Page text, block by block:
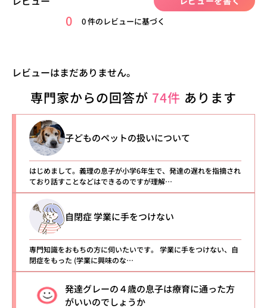
0 0 件のレビューに基づく
レビューはまだありません。
専門家からの回答が 74件 あります
子どものペットの扱いについて
はじめまして。義理の息子が小学6年生で、発達の遅れを指摘され
ており話すことなどはできるのですが理解…
自閉症 学業に手をつけない
専門知識をおもちの方に伺いたいです。 学業に手をつけない、自
閉症をもった (学業に興味のな…
発達グレーの４歳の息子は療育に通った方
がいいのでしょうか